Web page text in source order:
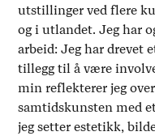
utstillinger ved flere
og i utlandet. Jeg har
arbeid: Jeg har
tillegg til å være
min reflekterer jeg
samtidskunsten med
jeg setter estetikk,